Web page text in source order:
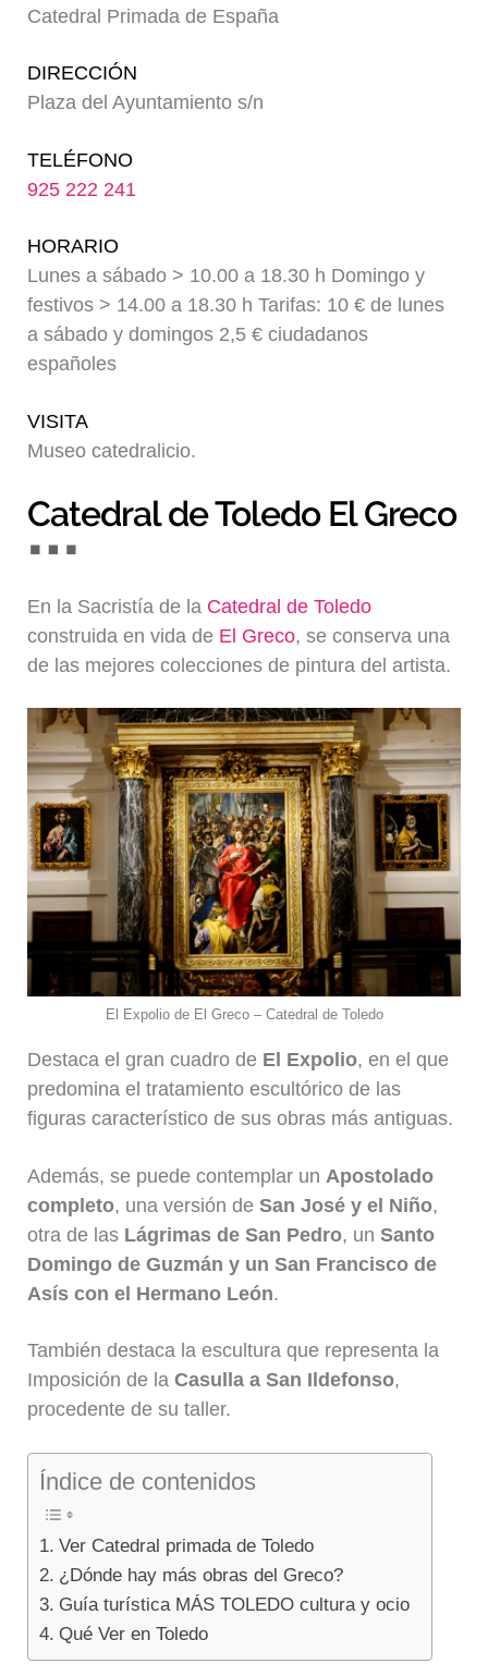
Blog
Catedral Primada de España
DIRECCIÓN
Plaza del Ayuntamiento s/n
TELÉFONO
925 222 241
HORARIO
Lunes a sábado > 10.00 a 18.30 h Domingo y
festivos > 14.00 a 18.30 h Tarifas: 10 € de lunes
a sábado y domingos 2,5 € ciudadanos
españoles
VISITA
Museo catedralicio.
Catedral de Toledo El Greco
En la Sacristía de la Catedral de Toledo
construida en vida de El Greco, se conserva una
de las mejores colecciones de pintura del artista.
El Expolio de El Greco – Catedral de Toledo
Destaca el gran cuadro de El Expolio, en el que
predomina el tratamiento escultórico de las
figuras característico de sus obras más antiguas.
Además, se puede contemplar un Apostolado
completo, una versión deSan José y el Niño,
otra de las Lágrimas de San Pedro, unSanto
Domingo de Guzmán y un San Francisco de
Asís con el Hermano León.
También destaca la escultura que representa la
Imposición de laCasulla a San Ildefonso,
procedente de su taller.
Índice de contenidos
Ver Catedral primada de Toledo
¿Dónde hay más obras del Greco?
Guía turística MÁS TOLEDO cultura y ocio
Qué Ver en Toledo